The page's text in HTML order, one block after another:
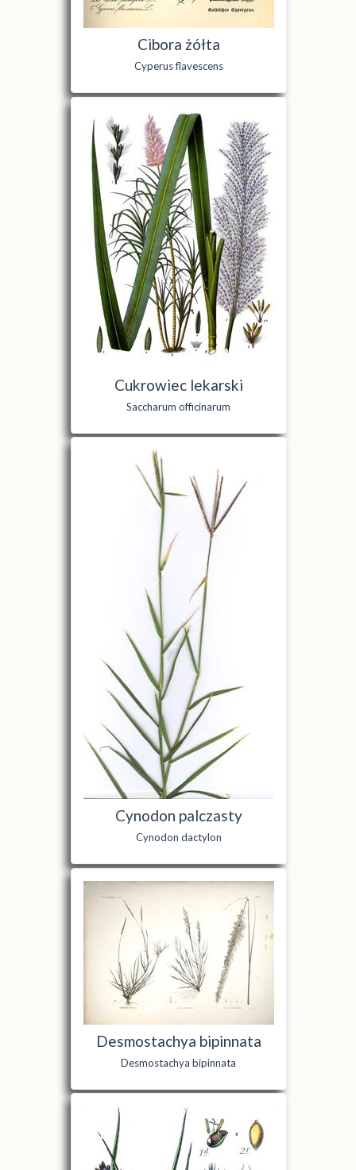
Cibora żółta
Cyperus flavescens
Cukrowiec lekarski
Saccharum officinarum
Cynodon palczasty
Cynodon dactylon
Desmostachya bipinnata
Desmostachya bipinnata